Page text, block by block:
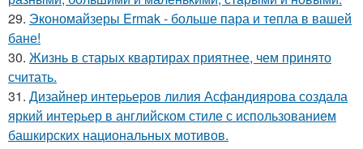
29. Экономайзеры Ermak - больше пара и тепла в вашей
бане!
30. Жизнь в старых квартирах приятнее, чем принято
считать.
31. Дизайнер интерьеров лилия Асфандиярова создала
яркий интерьер в английском стиле с использованием
башкирских национальных мотивов.